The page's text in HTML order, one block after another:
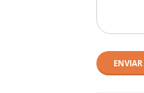
ENVIAR